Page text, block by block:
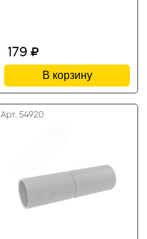
179
В корзину
Арт. 54920